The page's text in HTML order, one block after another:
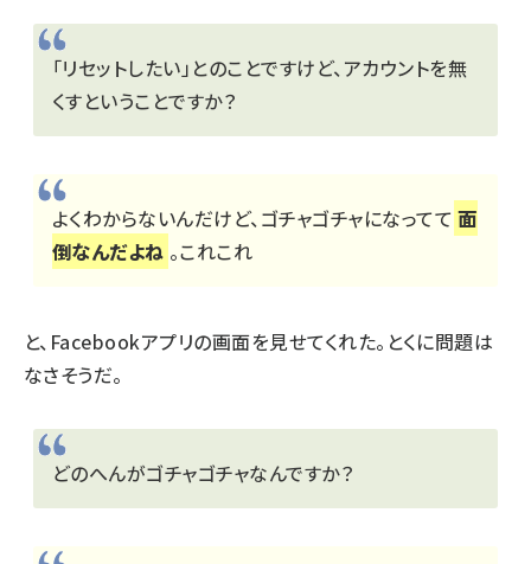
「リセットしたい」とのことですけど、アカウントを無
くすということですか？
よくわからないんだけど、ゴチャゴチャになってて 面
倒なんだよね 。これこれ
と、Facebookアプリの画面を見せてくれた。とくに問題は
なさそうだ。
どのへんがゴチャゴチャなんですか？